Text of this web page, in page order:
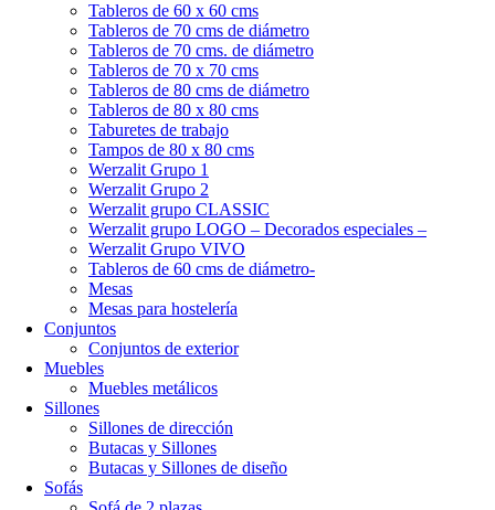
Tableros de 60 x 60 cms
Tableros de 70 cms de diámetro
Tableros de 70 cms. de diámetro
Tableros de 70 x 70 cms
Tableros de 80 cms de diámetro
Tableros de 80 x 80 cms
Taburetes de trabajo
Tampos de 80 x 80 cms
Werzalit Grupo 1
Werzalit Grupo 2
Werzalit grupo CLASSIC
Werzalit grupo LOGO – Decorados especiales –
Werzalit Grupo VIVO
Tableros de 60 cms de diámetro-
Mesas
Mesas para hostelería
Conjuntos
Conjuntos de exterior
Muebles
Muebles metálicos
Sillones
Sillones de dirección
Butacas y Sillones
Butacas y Sillones de diseño
Sofás